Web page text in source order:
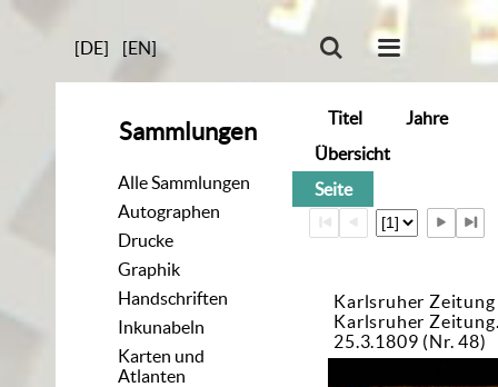
[DE] [EN]
Sammlungen
Alle Sammlungen
Autographen
Drucke
Graphik
Handschriften
Inkunabeln
Karten und
Atlanten
Titel
Jahre
Übersicht
Seite
Karlsruher Zeitung
Karlsruher
25.3.1809 (Nr. 48)